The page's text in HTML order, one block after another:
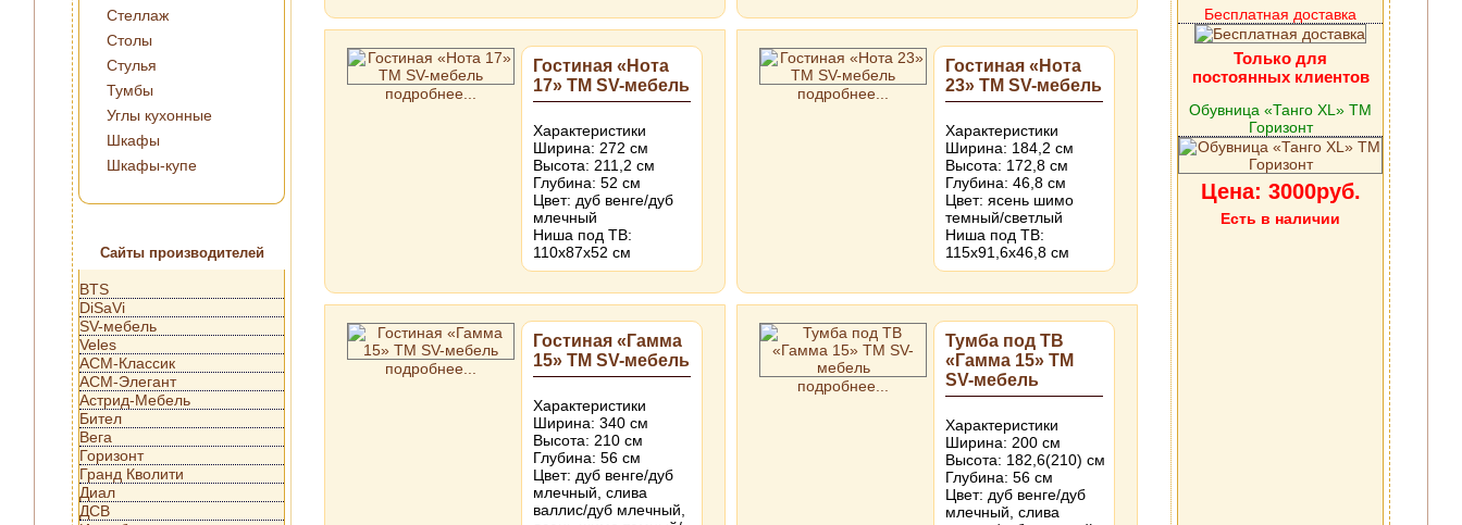
Стеллаж
Столы
Стулья
Тумбы
Углы кухонные
Шкафы
Шкафы-купе
Сайты производителей
BTS
DiSaVi
SV-мебель
Veles
АСМ-Классик
АСМ-Элегант
Астрид-Мебель
Бител
Вега
Горизонт
Гранд Кволити
Диал
ДСВ
подробнее...
Гостиная «Нота
17» ТМ SV-мебель
Характеристики
Ширина: 272 см
Высота: 211,2 см
Глубина: 52 см
Цвет: дуб венге/дуб
млечный
Ниша под ТВ:
110х87х52 см
подробнее...
Гостиная «Нота
23» ТМ SV-мебель
Характеристики
Ширина: 184,2 см
Высота: 172,8 см
Глубина: 46,8 см
Цвет: ясень шимо
темный/светлый
Ниша под ТВ:
115х91,6х46,8 см
подробнее...
Гостиная «Гамма
15» ТМ SV-мебель
Характеристики
Ширина: 340 см
Высота: 210 см
Глубина: 56 см
Цвет: дуб венге/дуб
млечный, слива
валлис/дуб млечный,
подробнее...
Тумба под ТВ
«Гамма 15» ТМ
SV-мебель
Характеристики
Ширина: 200 см
Высота: 182,6(210) см
Глубина: 56 см
Цвет: дуб венге/дуб
млечный, слива
Бесплатная доставка
Только для
постоянных клиентов
Обувница «Танго XL» ТМ
Горизонт
Цена: 3000руб.
Есть в наличии